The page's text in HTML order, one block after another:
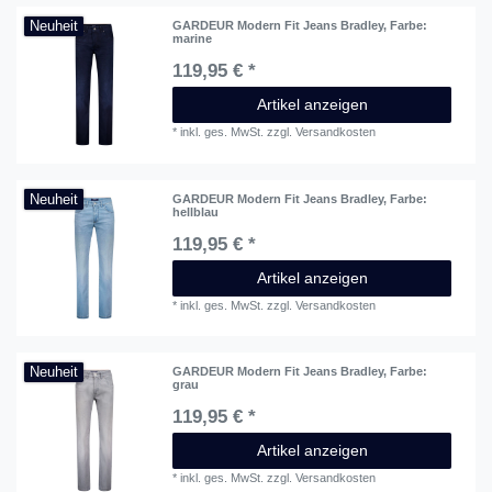
Neuheit GARDEUR Modern Fit Jeans Bradley, Farbe:
marine
119,95 € *
Artikel anzeigen
*inkl. ges. MwSt. zzgl.Versandkosten
Neuheit GARDEUR Modern Fit Jeans Bradley, Farbe:
hellblau
119,95 € *
Artikel anzeigen
*inkl. ges. MwSt. zzgl.Versandkosten
Neuheit GARDEUR Modern Fit Jeans Bradley, Farbe:
grau
119,95 € *
Artikel anzeigen
*inkl. ges. MwSt. zzgl.Versandkosten